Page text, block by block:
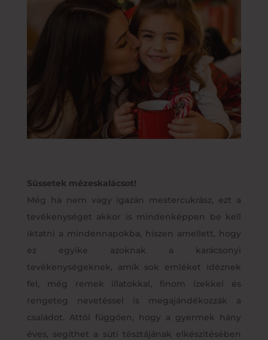
Süssetek mézeskalácsot!
Még ha nem vagy igazán mestercukrász, ezt a
tevékenységet akkor is mindenképpen be kell
iktatni a mindennapokba, hiszen amellett, hogy
ez egyike azoknak a karácsonyi
tevékenységeknek, amik sok emléket idéznek
fel, még remek illatokkal, finom ízekkel és
rengeteg nevetéssel is megajándékozzák a
családot. Attól függően, hogy a gyermek hány
éves, segíthet a süti tésztájának elkészítésében